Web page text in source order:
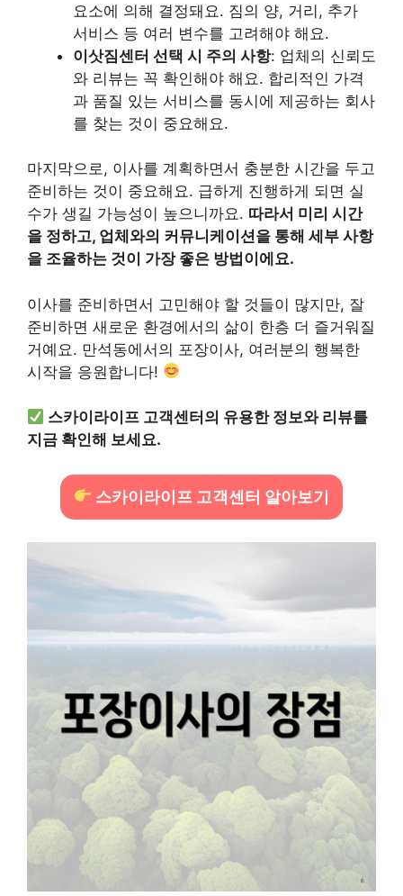
요소에 의해 결정돼요. 짐의 양, 거리, 추가
서비스 등 여러 변수를 고려해야 해요.
이삿짐센터 선택 시 주의 사항: 업체의 신뢰도
와 리뷰는 꼭 확인해야 해요. 합리적인 가격
과 품질 있는 서비스를 동시에 제공하는 회사
를 찾는 것이 중요해요.
마지막으로, 이사를 계획하면서 충분한 시간을 두고
준비하는 것이 중요해요. 급하게 진행하게 되면 실
수가 생길 가능성이 높으니까요. 따라서 미리 시간
을 정하고, 업체와의 커뮤니케이션을 통해 세부 사항
을 조율하는 것이 가장 좋은 방법이에요.
이사를 준비하면서 고민해야 할 것들이 많지만, 잘
준비하면 새로운 환경에서의 삶이 한층 더 즐거워질
거예요. 만석동에서의 포장이사, 여러분의 행복한
시작을 응원합니다!
스카이라이프 고객센터의 유용한 정보와 리뷰를
지금 확인해 보세요.
스카이라이프 고객센터 알아보기